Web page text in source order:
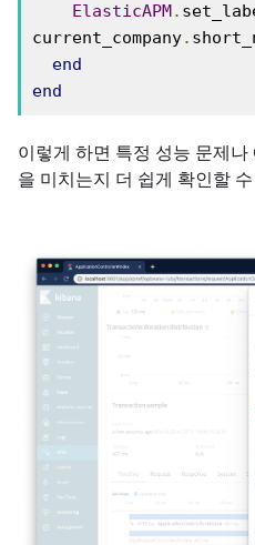
ElasticAPM.
current_company.
end
end
이렇게 하면 특정 성능 문제
을 미치는지 더 쉽게 확인할